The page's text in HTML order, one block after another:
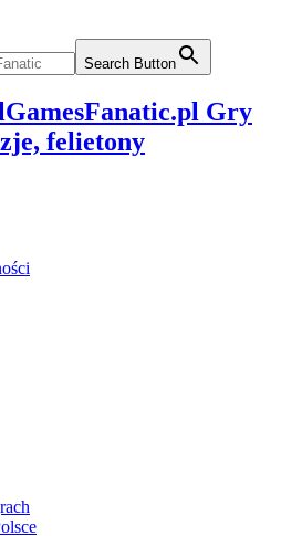
Search Button
GamesFanatic.pl Gry
felietony